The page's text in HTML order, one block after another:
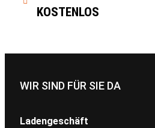
KOSTENLOS
WIR SIND FÜR SIE DA
Ladengeschäft